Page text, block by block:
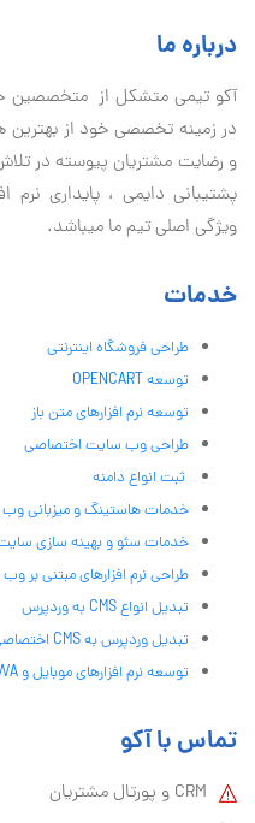
درباره ما
آكو تيمی متشکل از متخصصین
در زمینه تخصصی خود از بهترین
و رضایت مشتریان پیوسته در
پشتیبانی دايمی ، پایداری نرم
ویژگی اصلی تیم ما میباشد.
خدمات
طراحی فروشگاه اینترنتی
توسعه OPENCART
توسعه نرم افزارهای متن باز
طراحی وب سایت اختصاصی
ثبت انواع دامنه
خدمات هاستینگ و میزبانی وب
خدمات سئو و بهینه سازی
طراحی نرم افزارهای مبتنی بر وب
تبدیل انواع CMS به وردپرس
تبدیل وردپرس به CMS اختصاصی
توسعه نرم افزارهای موبایل و PWA
تماس با آکو
CRM و پورتال مشتریان